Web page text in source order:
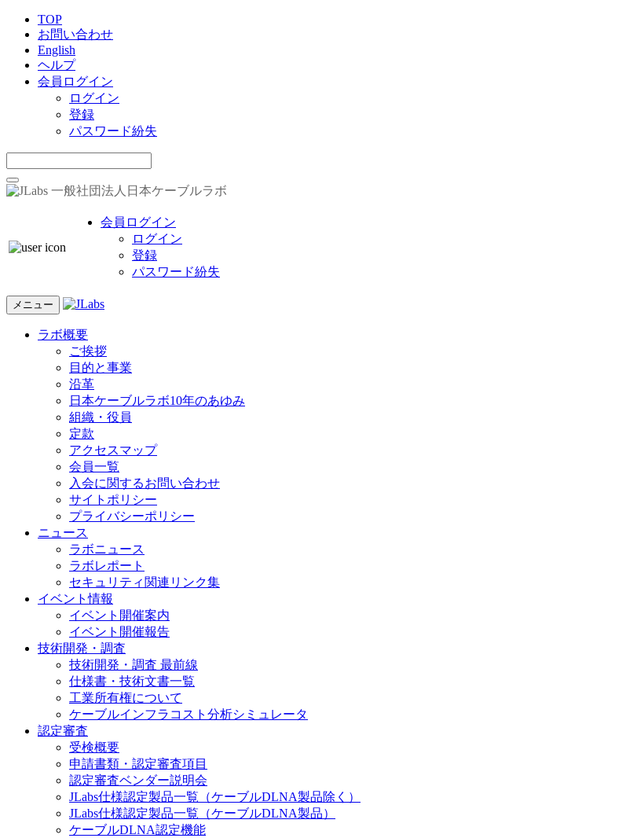
TOP
お問い合わせ
English
ヘルプ
会員ログイン
ログイン
登録
パスワード紛失
一般社団法人日本ケーブルラボ
会員ログイン
ログイン
登録
パスワード紛失
メニュー
ラボ概要
ご挨拶
目的と事業
沿革
日本ケーブルラボ10年のあゆみ
組織・役員
定款
アクセスマップ
会員一覧
入会に関するお問い合わせ
サイトポリシー
プライバシーポリシー
ニュース
ラボニュース
ラボレポート
セキュリティ関連リンク集
イベント情報
イベント開催案内
イベント開催報告
技術開発・調査
技術開発・調査 最前線
仕様書・技術文書一覧
工業所有権について
ケーブルインフラコスト分析シミュレータ
認定審査
受検概要
申請書類・認定審査項目
認定審査ベンダー説明会
JLabs仕様認定製品一覧（ケーブルDLNA製品除く）
JLabs仕様認定製品一覧（ケーブルDLNA製品）
ケーブルDLNA認定機能